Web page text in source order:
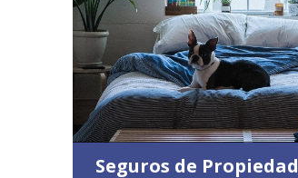
Seguros de Propiedad